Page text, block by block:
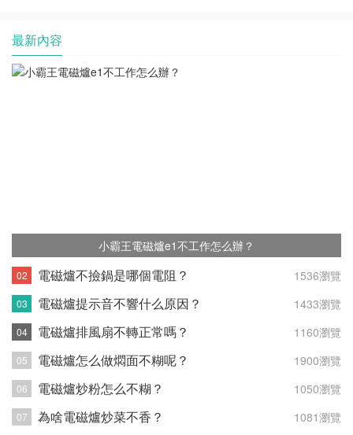
最新內容
小霸王電磁爐e1不工作怎么辦？
1536瀏覽
電磁爐不撿鍋是哪個電阻？
1433瀏覽
電磁爐提示音不響什么原因？
1160瀏覽
電磁爐排風扇不轉正常嗎？
1900瀏覽
電磁爐怎么做燜面不糊呢？
1050瀏覽
電磁爐炒粉怎么不糊？
1081瀏覽
為啥電磁爐炒菜不香？